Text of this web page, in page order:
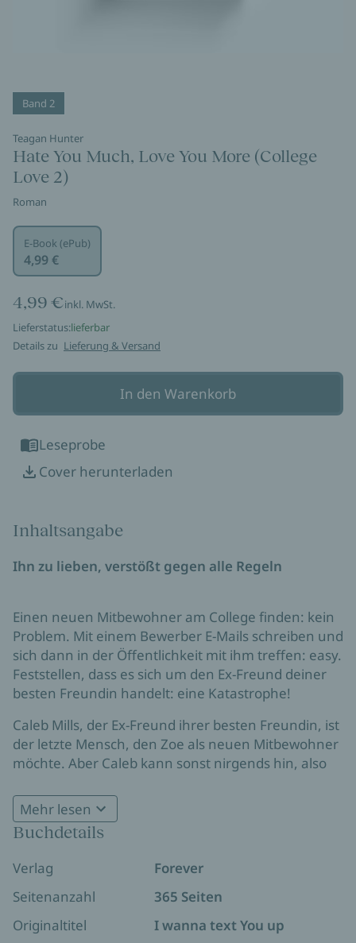
Band 2
Teagan Hunter
Hate You Much, Love You More (College
Love 2)
Roman
E-Book (ePub)
4,99 €
4,99 €inkl. MwSt.
Lieferstatus:lieferbar
Details zu Lieferung & Versand
In den Warenkorb
Leseprobe
Cover herunterladen
Inhaltsangabe
Ihn zu lieben, verstößt gegen alle Regeln
Einen neuen Mitbewohner am College finden: kein
Problem. Mit einem Bewerber E-Mails schreiben und
sich dann in der Öffentlichkeit mit ihm treffen: easy.
Feststellen, dass es sich um den Ex-Freund deiner
besten Freundin handelt: eine Katastrophe!
Caleb Mills, der Ex-Freund ihrer besten Freundin, ist
der letzte Mensch, den Zoe als neuen Mitbewohner
möchte. Aber Caleb kann sonst nirgends hin, also
zusammen, und das bedeutet nicht, dass sie sich
näherkommen müssen. Denn sich in den Ex-Freund
der besten Freundin zu verlieben, geht gar nicht.
Doch das Herz hält sich nicht an Regeln.
Mehr lesen
Buchdetails
Verlag
Forever
Seitenanzahl
365 Seiten
Originaltitel
I wanna text You up